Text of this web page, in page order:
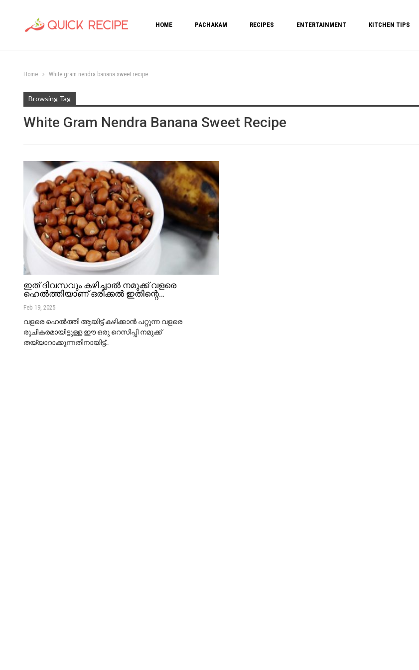
HOME PACHAKAM RECIPES ENTERTAINMENT KITCHEN TIPS
Home White gram nendra banana sweet recipe
Browsing Tag
White Gram Nendra Banana Sweet Recipe
ഇത് ദിവസവും കഴിച്ചാൽ നമുക്ക് വളരെ
ഹെൽത്തിയാണ് ഒരിക്കൽ ഇതിന്റെ…
Feb 19, 2025
വളരെ ഹെൽത്തി ആയിട്ട് കഴിക്കാൻ പറ്റുന്ന വളരെ
രുചികരമായിട്ടുള്ള ഈ ഒരു റെസിപ്പി നമുക്ക്
തയ്യാറാക്കുന്നതിനായിട്ട്…